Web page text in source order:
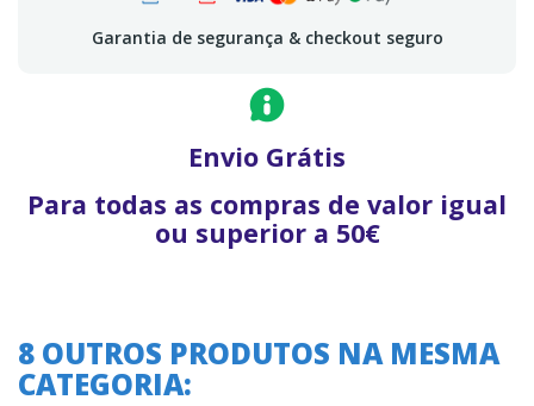
Garantia de segurança & checkout seguro
Envio Grátis
Para todas as compras de valor igual
ou superior a 50€
8 OUTROS PRODUTOS NA MESMA
CATEGORIA: